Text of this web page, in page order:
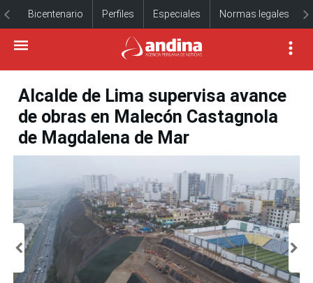
Bicentenario Perfiles Especiales Normas legales
Alcalde de Lima supervisa avance
de obras en Malecón Castagnola
de Magdalena de Mar